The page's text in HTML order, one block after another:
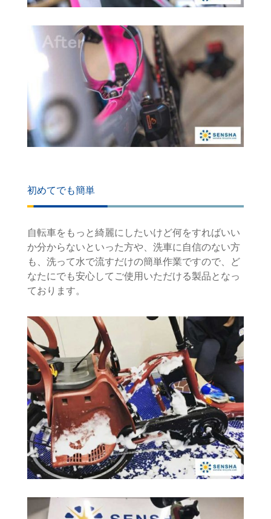
初めてでも簡単
自転車をもっと綺麗にしたいけど何をすればいい
か分からないといった方や、洗車に自信のない方
も、洗って水で流すだけの簡単作業ですので、ど
なたにでも安心してご使用いただける製品となっ
ております。